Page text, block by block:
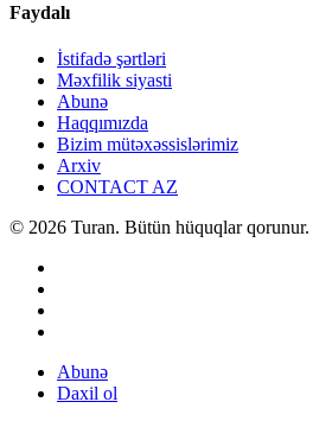
Faydalı
İstifadə şərtləri
Məxfilik siyasti
Abunə
Haqqımızda
Bizim mütəxəssislərimiz
Arxiv
CONTACT AZ
© 2026 Turan. Bütün hüquqlar qorunur.
Abunə
Daxil ol